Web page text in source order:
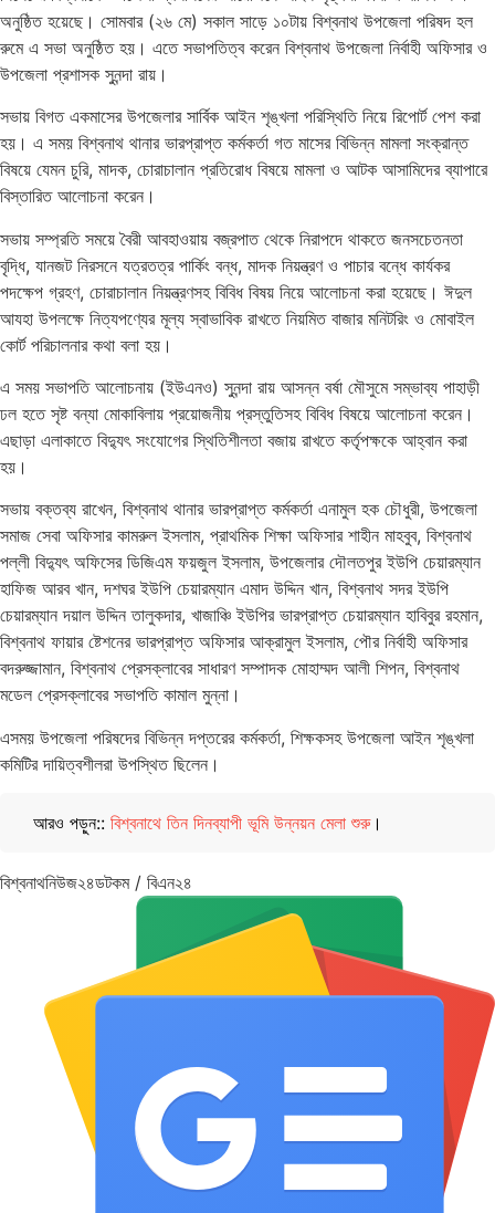
অনুষ্ঠিত হয়েছে। সোমবার (২৬ মে) সকাল সাড়ে ১০টায় বিশ্বনাথ উপজেলা পরিষদ হল
রুমে এ সভা অনুষ্ঠিত হয়। এতে সভাপতিত্ব করেন বিশ্বনাথ উপজেলা নির্বাহী অফিসার ও
উপজেলা প্রশাসক সুনন্দা রায়।
সভায় বিগত একমাসের উপজেলার সার্বিক আইন শৃঙ্খলা পরিস্থিতি নিয়ে রিপোর্ট পেশ করা
হয়। এ সময় বিশ্বনাথ থানার ভারপ্রাপ্ত কর্মকর্তা গত মাসের বিভিন্ন মামলা সংক্রান্ত
বিষয়ে যেমন চুরি, মাদক, চোরাচালান প্রতিরোধ বিষয়ে মামলা ও আটক আসামিদের ব্যাপারে
বিস্তারিত আলোচনা করেন।
সভায় সম্প্রতি সময়ে বৈরী আবহাওয়ায় বজ্রপাত থেকে নিরাপদে থাকতে জনসচেতনতা
বৃদ্ধি, যানজট নিরসনে যত্রতত্র পার্কিং বন্ধ, মাদক নিয়ন্ত্রণ ও পাচার বন্ধে কার্যকর
পদক্ষেপ গ্রহণ, চোরাচালান নিয়ন্ত্রণসহ বিবিধ বিষয় নিয়ে আলোচনা করা হয়েছে। ঈদুল
আযহা উপলক্ষে নিত্যপণ্যের মূল্য স্বাভাবিক রাখতে নিয়মিত বাজার মনিটরিং ও মোবাইল
কোর্ট পরিচালনার কথা বলা হয়।
এ সময় সভাপতি আলোচনায় (ইউএনও) সুনন্দা রায় আসন্ন বর্ষা মৌসুমে সম্ভাব্য পাহাড়ী
ঢল হতে সৃষ্ট বন্যা মোকাবিলায় প্রয়োজনীয় প্রস্তুতিসহ বিবিধ বিষয়ে আলোচনা করেন।
এছাড়া এলাকাতে বিদ্যুৎ সংযোগের স্থিতিশীলতা বজায় রাখতে কর্তৃপক্ষকে আহ্বান করা
হয়।
সভায় বক্তব্য রাখেন, বিশ্বনাথ থানার ভারপ্রাপ্ত কর্মকর্তা এনামুল হক চৌধুরী, উপজেলা
সমাজ সেবা অফিসার কামরুল ইসলাম, প্রাথমিক শিক্ষা অফিসার শাহীন মাহবুব, বিশ্বনাথ
পল্লী বিদ্যুৎ অফিসের ডিজিএম ফয়জুল ইসলাম, উপজেলার দৌলতপুর ইউপি চেয়ারম্যান
হাফিজ আরব খান, দশঘর ইউপি চেয়ারম্যান এমাদ উদ্দিন খান, বিশ্বনাথ সদর ইউপি
চেয়ারম্যান দয়াল উদ্দিন তালুকদার, খাজাঞ্চি ইউপির ভারপ্রাপ্ত চেয়ারম্যান হাবিবুর রহমান,
বিশ্বনাথ ফায়ার ষ্টেশনের ভারপ্রাপ্ত অফিসার আক্রামুল ইসলাম, পৌর নির্বাহী অফিসার
বদরুজ্জামান, বিশ্বনাথ প্রেসক্লাবের সাধারণ সম্পাদক মোহাম্মদ আলী শিপন, বিশ্বনাথ
মডেল প্রেসক্লাবের সভাপতি কামাল মুন্না।
এসময় উপজেলা পরিষদের বিভিন্ন দপ্তরের কর্মকর্তা, শিক্ষকসহ উপজেলা আইন শৃঙ্খলা
কমিটির দায়িত্বশীলরা উপস্থিত ছিলেন।
আরও পড়ুন:: বিশ্বনাথে তিন দিনব্যাপী ভূমি উন্নয়ন মেলা শুরু।
বিশ্বনাথনিউজ২৪ডটকম / বিএন২৪